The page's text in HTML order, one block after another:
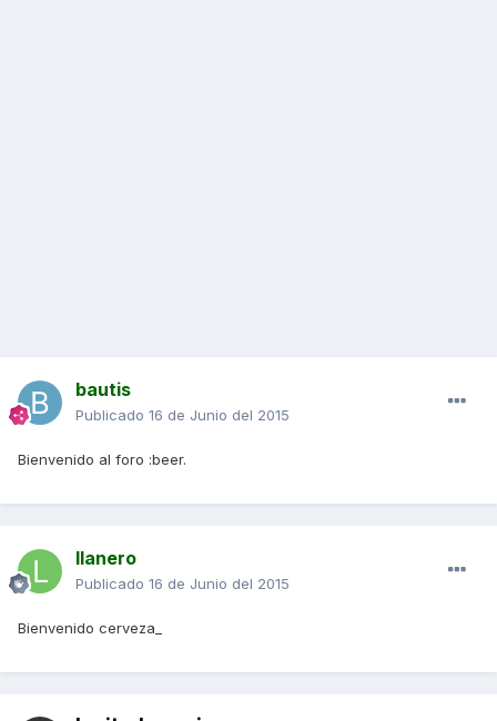
bautis
Publicado 16 de Junio del 2015
Bienvenido al foro :beer.
llanero
Publicado 16 de Junio del 2015
Bienvenido cerveza_